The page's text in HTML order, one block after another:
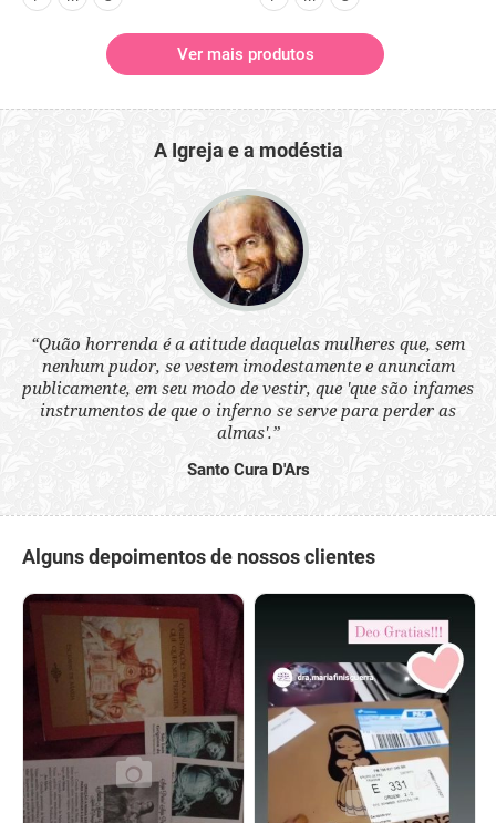
Ver mais produtos
A Igreja e a modéstia
“Quão horrenda é a atitude daquelas mulheres que, sem
nenhum pudor, se vestem imodestamente e anunciam
publicamente, em seu modo de vestir, que 'que são infames
instrumentos de que o inferno se serve para perder as
almas'.”
Santo Cura D'Ars
Alguns depoimentos de nossos clientes